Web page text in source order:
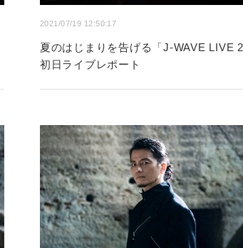
2021/07/19 12:50:17
夏のはじまりを告げる「J-WAVE LIVE
初日ライブレポート